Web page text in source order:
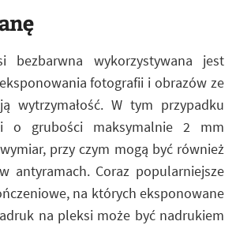
bezbarwna wykorzystywana jest
fotografii i obrazów ze
wytrzymałość. W tym przypadku
o grubości maksymalnie 2 mm
przy czym mogą być również
antyramach. Coraz popularniejsze
na których eksponowane
na pleksi może być nadrukiem